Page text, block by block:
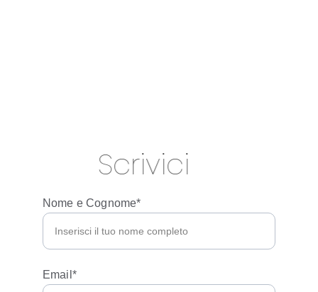
Nome e Cognome*
Email*